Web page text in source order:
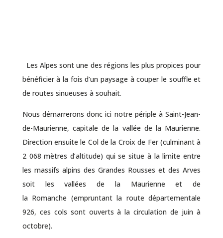
Les Alpes sont une des régions les plus propices pour
bénéficier à la fois d’un paysage à couper le souffle et
de routes sinueuses à souhait.
Nous démarrerons donc ici notre périple àSaint-Jean-
de-Maurienne, capitale de la vallée de la Maurienne.
Direction ensuite le Col de la Croix de Fer (culminant à
2 068 mètres d’altitude) qui se situe à la limite entre
les massifs alpins des Grandes Rousses et des Arves
soit les vallées de la Maurienne et de
la Romanche (empruntant la route départementale
926, ces cols sont ouverts à la circulation de juin à
octobre).